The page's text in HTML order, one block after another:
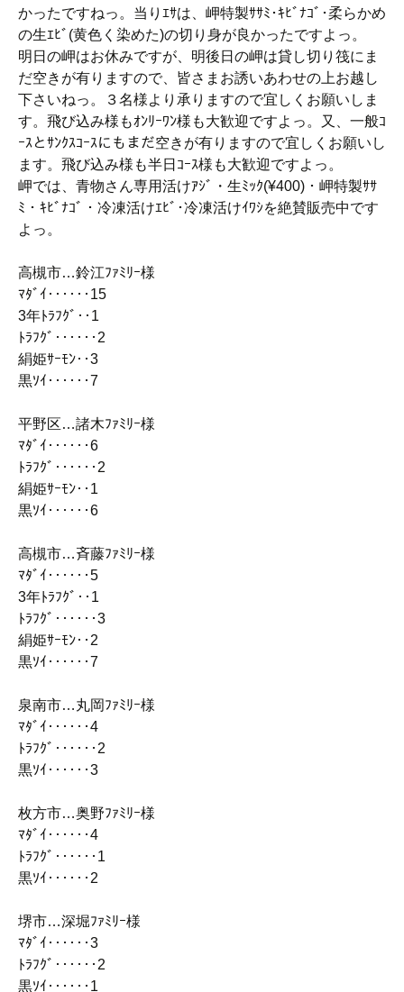
かったですねっ。当りｴｻは、岬特製ｻｻﾐ･ｷﾋﾞﾅｺﾞ･柔らかめ
の生ｴﾋﾞ(黄色く染めた)の切り身が良かったですよっ。
明日の岬はお休みですが、明後日の岬は貸し切り筏にま
だ空きが有りますので、皆さまお誘いあわせの上お越し
下さいねっ。３名様より承りますので宜しくお願いしま
す。飛び込み様もｵﾝﾘｰﾜﾝ様も大歓迎ですよっ。又、一般ｺ
ｰｽとｻﾝｸｽｺｰｽにもまだ空きが有りますので宜しくお願いし
ます。飛び込み様も半日ｺｰｽ様も大歓迎ですよっ。
岬では、青物さん専用活けｱｼﾞ・生ﾐｯｸ(¥400)・岬特製ｻｻ
ﾐ・ｷﾋﾞﾅｺﾞ・冷凍活けｴﾋﾞ･冷凍活けｲﾜｼを絶賛販売中です
よっ。
高槻市…鈴江ﾌｧﾐﾘｰ様
ﾏﾀﾞｲ‥‥‥15
3年ﾄﾗﾌｸﾞ‥1
ﾄﾗﾌｸﾞ‥‥‥2
絹姫ｻｰﾓﾝ‥3
黒ｿｲ‥‥‥7
平野区…諸木ﾌｧﾐﾘｰ様
ﾏﾀﾞｲ‥‥‥6
ﾄﾗﾌｸﾞ‥‥‥2
絹姫ｻｰﾓﾝ‥1
黒ｿｲ‥‥‥6
高槻市…斉藤ﾌｧﾐﾘｰ様
ﾏﾀﾞｲ‥‥‥5
3年ﾄﾗﾌｸﾞ‥1
ﾄﾗﾌｸﾞ‥‥‥3
絹姫ｻｰﾓﾝ‥2
黒ｿｲ‥‥‥7
泉南市…丸岡ﾌｧﾐﾘｰ様
ﾏﾀﾞｲ‥‥‥4
ﾄﾗﾌｸﾞ‥‥‥2
黒ｿｲ‥‥‥3
枚方市…奥野ﾌｧﾐﾘｰ様
ﾏﾀﾞｲ‥‥‥4
ﾄﾗﾌｸﾞ‥‥‥1
黒ｿｲ‥‥‥2
堺市…深堀ﾌｧﾐﾘｰ様
ﾏﾀﾞｲ‥‥‥3
ﾄﾗﾌｸﾞ‥‥‥2
黒ｿｲ‥‥‥1